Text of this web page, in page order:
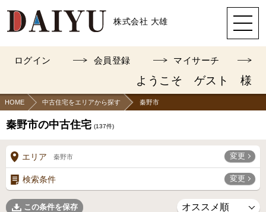
株式会社 大雄
ログイン 会員登録 マイサーチ
ようこそ ゲスト 様
HOME 中古住宅をエリアから探す 秦野市
秦野市の中古住宅 (137件)
エリア 秦野市 変更
検索条件 変更
この条件を保存